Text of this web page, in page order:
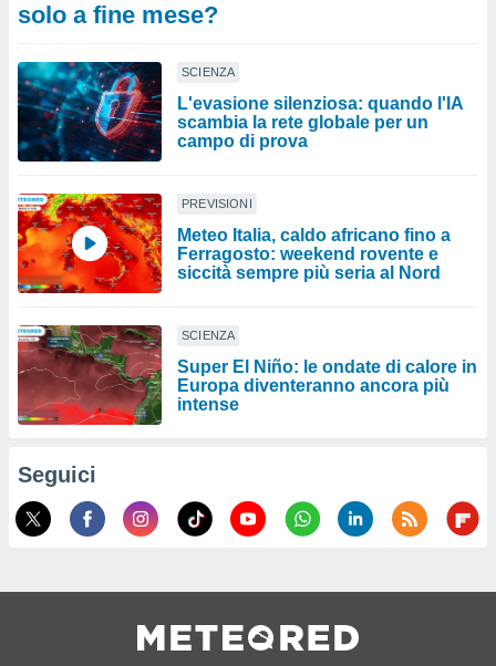
solo a fine mese?
SCIENZA
L'evasione silenziosa: quando l'IA
scambia la rete globale per un
campo di prova
PREVISIONI
Meteo Italia, caldo africano fino a
Ferragosto: weekend rovente e
siccità sempre più seria al Nord
SCIENZA
Super El Niño: le ondate di calore in
Europa diventeranno ancora più
intense
Seguici